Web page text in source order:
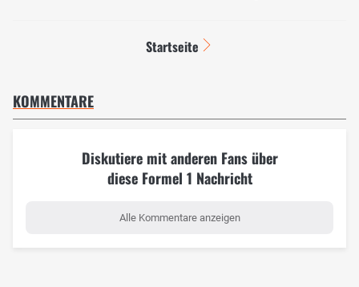
Startseite
KOMMENTARE
Diskutiere mit anderen Fans über
diese Formel 1 Nachricht
Alle Kommentare anzeigen